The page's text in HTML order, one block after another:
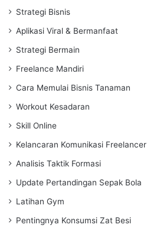
Strategi Bisnis
Aplikasi Viral & Bermanfaat
Strategi Bermain
Freelance Mandiri
Cara Memulai Bisnis Tanaman
Workout Kesadaran
Skill Online
Kelancaran Komunikasi Freelancer
Analisis Taktik Formasi
Update Pertandingan Sepak Bola
Latihan Gym
Pentingnya Konsumsi Zat Besi